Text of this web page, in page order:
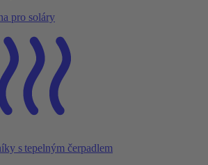
pro soláry
s tepelným čerpadlem